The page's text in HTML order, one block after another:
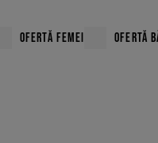
OFERTĂ FEMEI OFERTĂ